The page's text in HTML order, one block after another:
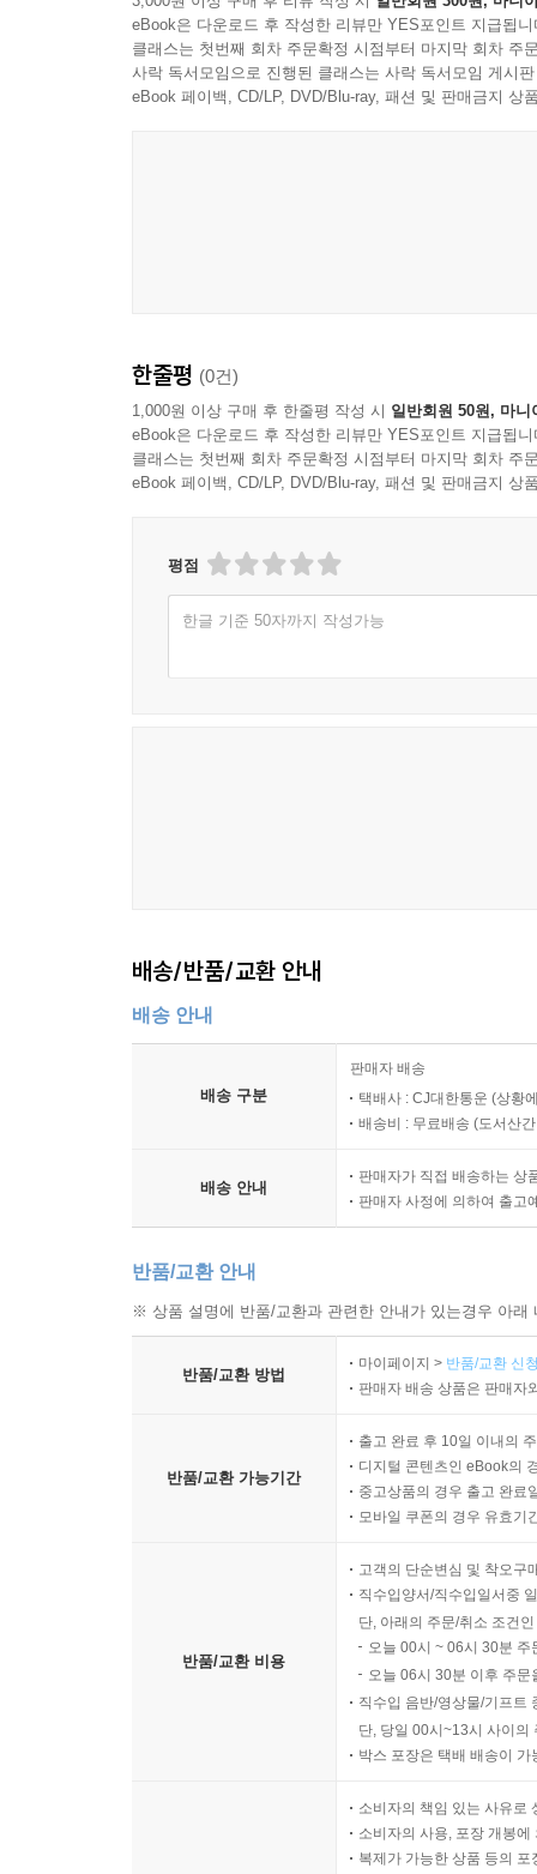
eBook은 다운로드 후 작성한 리뷰만 YES포인트 지급됩니
클래스는 첫번째 회차 주문확정 시점부터 마지막 회차 주
사락 독서모임으로 진행된 클래스는 사락 독서모임 게시
eBook 페이백, CD/LP, DVD/Blu-ray, 패션 및 판매금지 상
한줄평 (0건)
1,000원 이상 구매 후 한줄평 작성 시 일반회원 50원, 마니
eBook은 다운로드 후 작성한 리뷰만 YES포인트 지급됩니
클래스는 첫번째 회차 주문확정 시점부터 마지막 회차 주
eBook 페이백, CD/LP, DVD/Blu-ray, 패션 및 판매금지 상
평점
한글 기준 50자까지 작성가능
배송/반품/교환 안내
배송 안내
배송 구분
판매자 배송
택배사 : CJ대한통운 (상황
배송비 : 무료배송 (도서산
배송 안내
판매자가 직접 배송하는 상
판매자 사정에 의하여 출고
반품/교환 안내
※ 상품 설명에 반품/교환과 관련한 안내가 있는경우 아
반품/교환 방법
마이페이지 > 반품/교환 신
판매자 배송 상품은 판매자
반품/교환 가능기간
출고 완료 후 10일 이내의
디지털 콘텐츠인 eBook의
중고상품의 경우 출고 완료
모바일 쿠폰의 경우 유효기
반품/교환 비용
고객의 단순변심 및 착오구
직수입양서/직수입일서중
단, 아래의 주문/취소 조건
오늘 00시 ~ 06시 30분
오늘 06시 30분 이후 주
직수입 음반/영상물/기프트
단, 당일 00시~13시 사이의
박스 포장은 택배 배송이
소비자의 책임 있는 사유로
소비자의 사용, 포장 개봉
복제가 가능한 상품 등의